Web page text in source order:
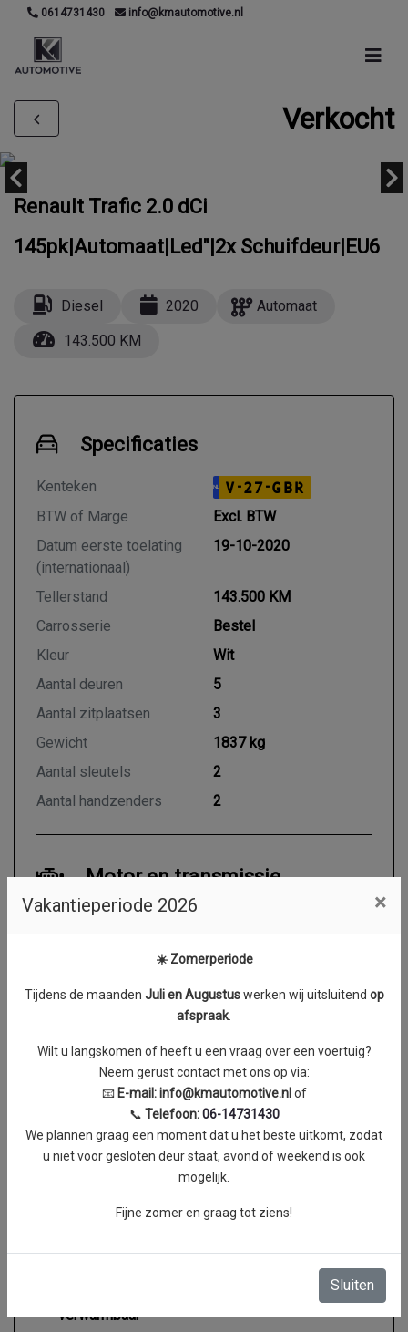
0614731430 info@kmautomotive.nl
Verkocht
Renault Trafic 2.0 dCi
145pk|Automaat|Led"|2x Schuifdeur|EU6
Diesel 2020
Automaat
143.500 KM
Specificaties
Kenteken NL V-27-GBR
BTW of Marge
Excl. BTW
Datum eerste toelating
(internationaal)
19-10-2020
Tellerstand
143.500 KM
Carrosserie
Bestel
Kleur
Wit
Aantal deuren
5
Aantal zitplaatsen
3
Gewicht
1837 kg
Aantal sleutels
2
Aantal handzenders
2
Motor en transmissie
Brandstof
Cilinderinhoud
1997 cc
Topsnelheid
179 km/h
Acceleratie (0-100 km/h)
9.9 seconden
0 Nm
Exterieur
verwarmbaar
Vakantieperiode 2026 ×
☀️ Zomerperiode
Tijdens de maanden Juli en Augustuswerken wij uitsluitend op
afspraak.
Wilt u langskomen of heeft u een vraag over een voertuig?
Neem gerust contact met ons op via:
📧 E-mail:info@kmautomotive.nlof
📞 Telefoon:06-14731430
We plannen graag een moment dat u het beste uitkomt, zodat
u niet voor gesloten deur staat, avond of weekend is ook
mogelijk.
Fijne zomer en graag tot ziens!
Sluiten